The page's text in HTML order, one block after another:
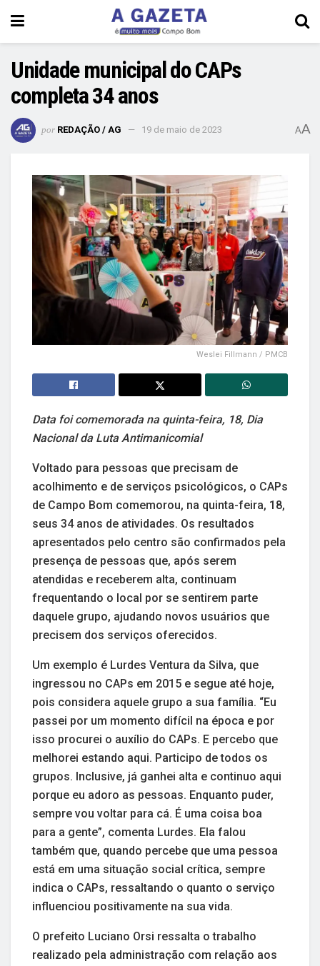
Unidade municipal do CAPs
completa 34 anos
por REDAÇÃO / AG 19 de maio de 2023 AA
Weslei Fillmann / PMCB
Data foi comemorada na quinta-feira, 18, Dia
Nacional da Luta Antimanicomial
Voltado para pessoas que precisam de
acolhimento e de serviços psicológicos, o CAPs
de Campo Bom comemorou, na quinta-feira, 18,
seus 34 anos de atividades. Os resultados
apresentados pelo centro são confirmados pela
presença de pessoas que, após serem
atendidas e receberem alta, continuam
frequentando o local por se sentirem parte
daquele grupo, ajudando novos usuários que
precisem dos serviços oferecidos.
Um exemplo é Lurdes Ventura da Silva, que
ingressou no CAPs em 2015 e segue até hoje,
pois considera aquele grupo a sua família. “Eu
passei por um momento difícil na época e por
isso procurei o auxílio do CAPs. E percebo que
melhorei estando aqui. Participo de todos os
grupos. Inclusive, já ganhei alta e continuo aqui
porque eu adoro as pessoas. Enquanto puder,
sempre vou voltar para cá. É uma coisa boa
para a gente”, comenta Lurdes. Ela falou
também que, quando percebe que uma pessoa
está em uma situação social crítica, sempre
indica o CAPs, ressaltando o quanto o serviço
influenciou positivamente na sua vida.
O prefeito Luciano Orsi ressalta o trabalho
realizado pela administração com relação aos